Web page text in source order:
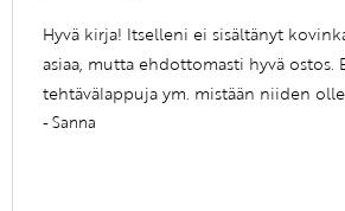
Hyvä kirja! Itselleni ei sisältänyt
asiaa, mutta ehdottomasti hyvä ostos.
tehtävälappuja ym. mistään niiden
- Sanna